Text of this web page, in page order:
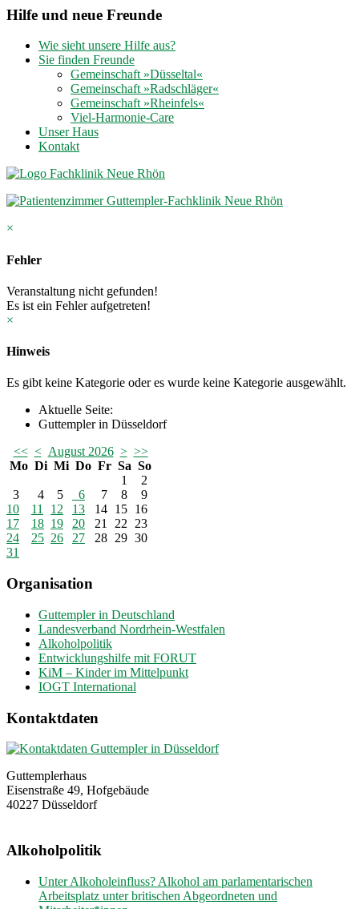
Hilfe und neue Freunde
Wie sieht unsere Hilfe aus?
Sie finden Freunde
Gemeinschaft »Düsseltal«
Gemeinschaft »Radschläger«
Gemeinschaft »Rheinfels«
Viel-Harmonie-Care
Unser Haus
Kontakt
×
Fehler
Veranstaltung nicht gefunden!
Es ist ein Fehler aufgetreten!
×
Hinweis
Es gibt keine Kategorie oder es wurde keine Kategorie ausgewählt.
Aktuelle Seite:
Guttempler in Düsseldorf
<< < August 2026 > >>
Mo Di Mi Do Fr Sa So
1
2
3
4 5 6 7 8
9
10
11 12 13 14 15 16
17
18 19 20 21 22
23
24
25 26 27 28 29 30
31
Organisation
Guttempler in Deutschland
Landesverband Nordrhein-Westfalen
Alkoholpolitik
Entwicklungshilfe mit FORUT
KiM – Kinder im Mittelpunkt
IOGT International
Kontaktdaten
Guttemplerhaus
Eisenstraße 49, Hofgebäude
40227 Düsseldorf
Alkoholpolitik
Unter Alkoholeinfluss? Alkohol am parlamentarischen
Arbeitsplatz unter britischen Abgeordneten und